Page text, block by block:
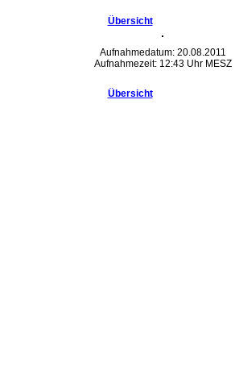
Übersicht
Aufnahmedatum: 20.08.2011
Aufnahmezeit: 12:43 Uhr MESZ
Übersicht